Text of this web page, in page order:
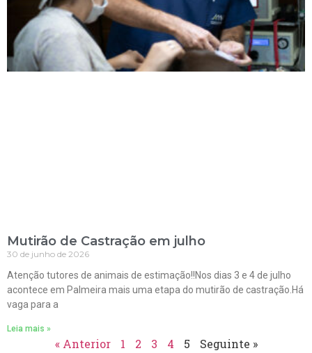
Mutirão de Castração em julho
30 de junho de 2026
Atenção tutores de animais de estimação!!Nos dias 3 e 4 de julho
acontece em Palmeira mais uma etapa do mutirão de castração.Há
vaga para a
Leia mais »
« Anterior 1 2 3 4 5 Seguinte »